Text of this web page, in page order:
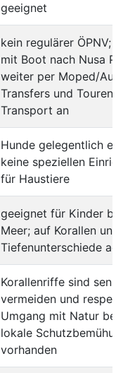
geeignet
kein regulärer ÖPNV;
mit Boot nach Nusa
weiter per Moped/
Transfers und Touren
Transport an
Hunde gelegentlich
keine speziellen
für Haustiere
geeignet für Kinder
Meer; auf Korallen und
Tiefenunterschiede
Korallenriffe sind
vermeiden und
Umgang mit Natur
lokale
vorhanden